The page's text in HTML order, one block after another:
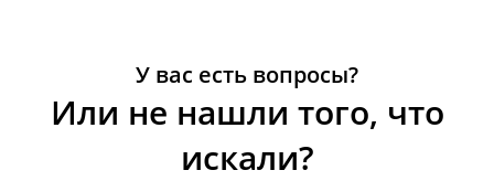
У вас есть вопросы?
Или не нашли того, что
искали?